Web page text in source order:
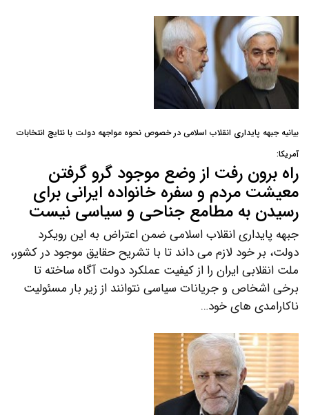
بیانیه جبهه پایداری انقلاب اسلامی در خصوص نحوه مواجهه دولت با نتایج انتخابات
آمریکا:
راه برون رفت از وضع موجود گرو گرفتن
معیشت مردم و سفره خانواده ایرانی برای
رسیدن به مطامع جناحی و سیاسی نیست
جبهه پایداری انقلاب اسلامی ضمن اعتراض به این رویکرد
دولت، بر خود لازم می داند تا با تشریح حقایق موجود در کشور،
ملت انقلابی ایران را از کیفیت عملکرد دولت آگاه ساخته تا
برخی اشخاص و جریانات سیاسی نتوانند از زیر بار مسئولیت
ناکارامدی های خود…